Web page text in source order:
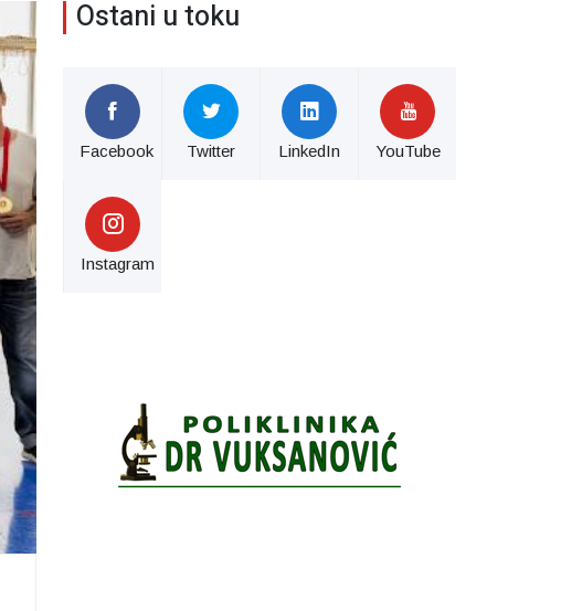
Ostani u toku
Facebook Twitter LinkedIn YouTube
Instagram